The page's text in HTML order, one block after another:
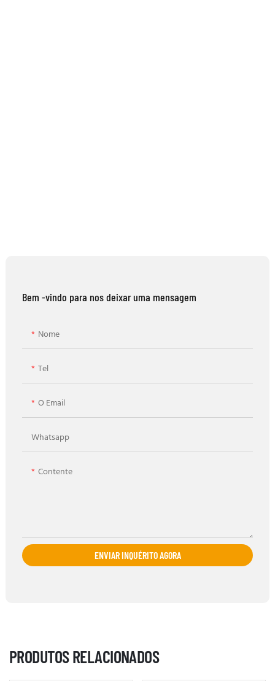
Bem -vindo para nos deixar uma mensagem
Nome
Tel
O Email
Whatsapp
Contente
ENVIAR INQUÉRITO AGORA
PRODUTOS RELACIONADOS